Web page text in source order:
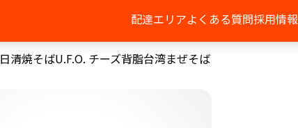
配達エリアよくある質問採用情報
日清焼そばU.F.O. チーズ背脂台湾まぜそば